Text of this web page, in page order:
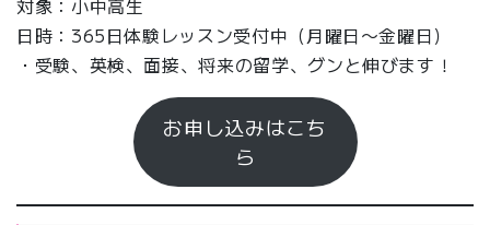
対象：小中高生
日時：365日体験レッスン受付中（月曜日〜金曜日）
・受験、英検、面接、将来の留学、グンと伸びます！
お申し込みはこち
ら